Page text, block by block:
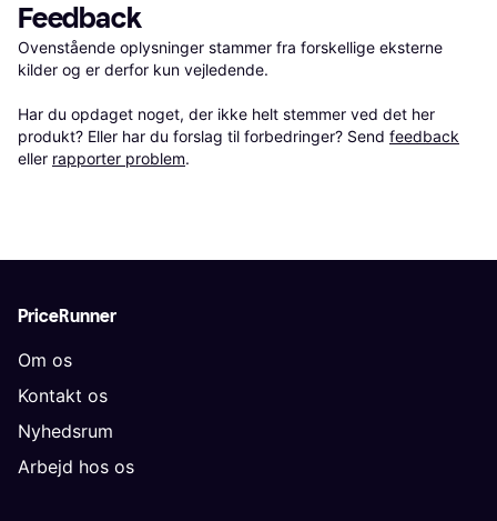
Feedback
Ovenstående oplysninger stammer fra forskellige eksterne
kilder og er derfor kun vejledende.
Har du opdaget noget, der ikke helt stemmer ved det her
produkt? Eller har du forslag til forbedringer? Send feedback
eller rapporter problem.
PriceRunner
Om os
Kontakt os
Nyhedsrum
Arbejd hos os